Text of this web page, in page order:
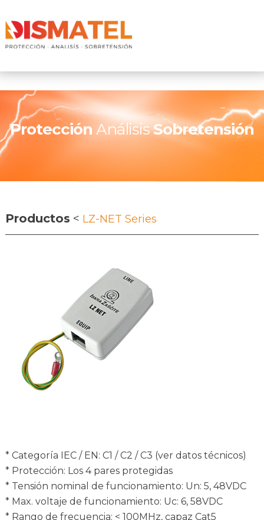
Protección AnálisisSobretensión
Productos < LZ-NET Series
* Categoría IEC / EN: C1 / C2 / C3 (ver datos técnicos)
* Protección: Los 4 pares protegidas
* Tensión nominal de funcionamiento: Un: 5, 48VDC
* Max. voltaje de funcionamiento: Uc: 6, 58VDC
* Rango de frecuencia: < 100MHz, capaz Cat5